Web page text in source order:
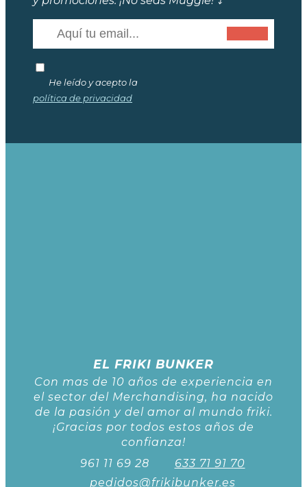
He leído y acepto la
política de privacidad
EL FRIKI BUNKER
Con mas de 10 años de experiencia en
el sector del Merchandising, ha nacido
de la pasión y del amor al mundo friki.
¡Gracias por todos estos años de
confianza!
961 11 69 28
633 71 91 70
pedidos@frikibunker.es